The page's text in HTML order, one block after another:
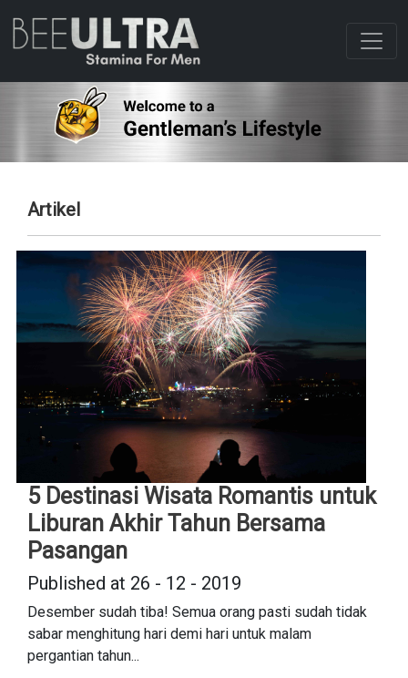
Artikel
5 Destinasi Wisata Romantis untuk
Liburan Akhir Tahun Bersama
Pasangan
Published at 26 - 12 - 2019
Desember sudah tiba! Semua orang pasti sudah tidak
sabar menghitung hari demi hari untuk malam
pergantian tahun...